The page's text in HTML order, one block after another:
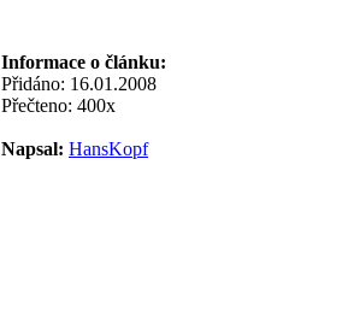
Informace o článku:
Přidáno: 16.01.2008
Přečteno: 400x
Napsal: HansKopf